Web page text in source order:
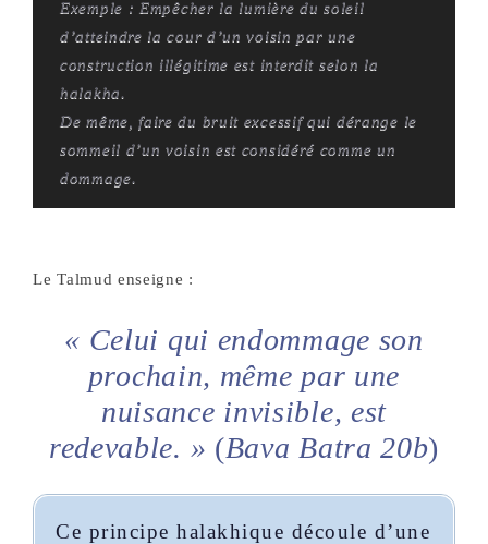
Exemple : Empêcher la lumière du soleil
d’atteindre la cour d’un voisin par une
construction illégitime est interdit selon la
halakha.
De même, faire du bruit excessif qui dérange le
sommeil d’un voisin est considéré comme un
dommage.
Le Talmud enseigne :
« Celui qui endommage son
prochain, même par une
nuisance invisible, est
redevable. » (Bava Batra 20b)
Ce principe halakhique découle d’une